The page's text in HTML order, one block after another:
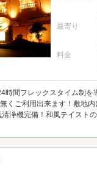
最寄り
料金
時間フレックスタイム制
くご利用出来ます！敷地
浄機完備！和風テイスト